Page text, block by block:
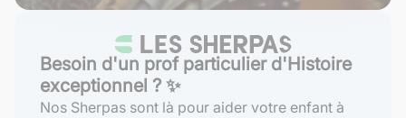
Besoin d'un prof particulier d'Histoire
exceptionnel ? ✨
Nos Sherpas sont là pour aider votre enfant à